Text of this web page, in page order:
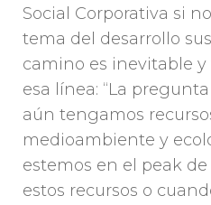
Social Corporativa si
tema del desarrollo
camino es inevitable
esa línea: “La
aún tengamos
medioambiente y
estemos en el peak
estos recursos o